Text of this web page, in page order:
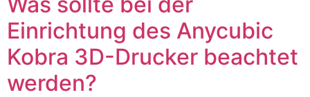
Einrichtung des Anycubic
Kobra 3D-Drucker beachtet
werden?